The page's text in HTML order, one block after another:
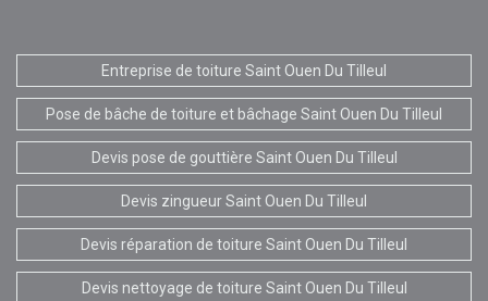
Entreprise de toiture Saint Ouen Du Tilleul
Pose de bâche de toiture et bâchage Saint Ouen Du Tilleul
Devis pose de gouttière Saint Ouen Du Tilleul
Devis zingueur Saint Ouen Du Tilleul
Devis réparation de toiture Saint Ouen Du Tilleul
Devis nettoyage de toiture Saint Ouen Du Tilleul